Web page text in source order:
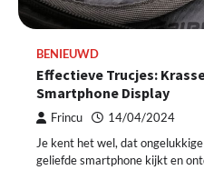
BENIEUWD
Effectieve Trucjes:
Smartphone Display
Frincu 14/04/2024
Je kent het wel, dat
geliefde smartphone kijkt en